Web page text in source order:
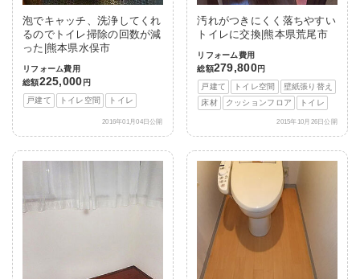
泡でキャッチ、洗浄してくれ
るのでトイレ掃除の回数が減
った|熊本県水俣市
リフォーム費用
総額225,000 円
戸建て
トイレ空間 トイレ
2016年01月04日公開
汚れがつきにくく落ちやすい
トイレに交換|熊本県荒尾市
リフォーム費用
総額279,800円
戸建て
トイレ空間
壁紙張り替え
床材
クッションフロア トイレ
2015年10月26日公開